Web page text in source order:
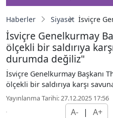
Haberler Siyaset İsviçre
İsviçre Genelkurmay
ölçekli bir saldırıya
durumda değiliz"
İsviçre Genelkurmay Başkanı
ölçekli bir saldırıya karşı
Yayınlanma Tarihi: 27.12.2025 17:56
A- | A+